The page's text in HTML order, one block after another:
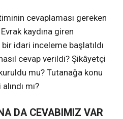
cevaplaması gereken
kaydına giren
idari inceleme başlatıldı
cevap verildi? Şikâyetçi
mu? Tutanağa konu
mı?
DA CEVABIMIZ VAR